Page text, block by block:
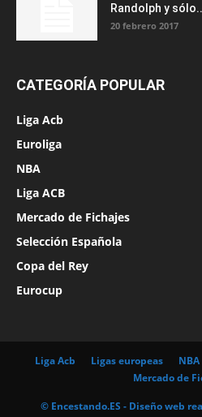
Randolph y
20 febrero 2017
CATEGORÍA POPULAR
Liga Acb
Euroliga
NBA
Liga ACB
Mercado de Fichajes
Selección Española
Copa del Rey
Eurocup
Liga Acb Ligas europeas NBA
Mercado de
© Encestando.ES - Diseño web